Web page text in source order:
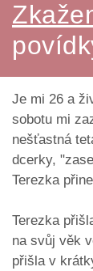
Je mi 26 a
sobotu mi
nešťastná
dcerky,
Terezka
Terezka
na svůj věk
přišla v